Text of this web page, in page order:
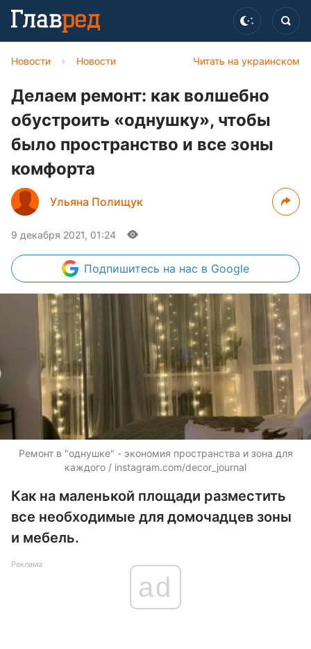
Читать на украинском
Новости › Новости
Делаем ремонт: как волшебно
обустроить «однушку», чтобы
было пространство и все зоны
комфорта
Ульяна Полищук
9 декабря 2021, 01:24
Подпишитесь на нас в Google
Ремонт в "однушке" - экономия пространства и зона для
каждого / instagram.com/decor_journal
Как на маленькой площади разместить
все необходимые для домочадцев зоны
и мебель.
Реклама
ad